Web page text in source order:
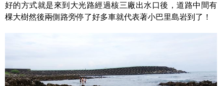
好的方式就是來到大光路經過核三廠出水口後，道路中間有
棵大樹然後兩側路旁停了好多車就代表著小巴里島岩到了！